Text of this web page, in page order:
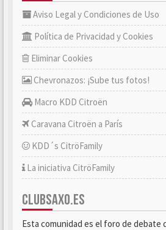
Aviso Legal y Condiciones de Uso
Política de Privacidad y Cookies
Eliminar Cookies
Chevronazos: ¡Sube tus fotos!
Macro KDD Citroën
Caravana Citroën a París
KDD´s CitröFamily
La iniciativa CitröFamily
CLUBSAXO.ES
Esta comunidad es el foro de debate